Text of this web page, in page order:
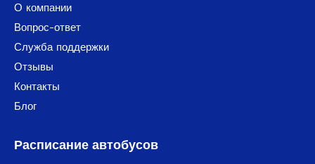
О компании
Вопрос-ответ
Служба поддержки
Отзывы
Контакты
Блог
Расписание автобусов